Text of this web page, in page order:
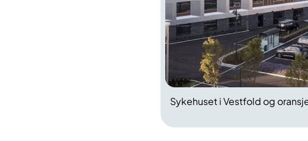
Sykehuset i Vestfold og